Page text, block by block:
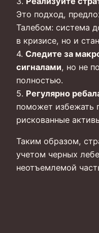
Это подход,
Талебом: система
в кризисе, но и
4. Следите за
сигналами, но не
полностью.
5. Регулярно
поможет избежать
рискованные
Таким образом,
учетом черных
неотъемлемой